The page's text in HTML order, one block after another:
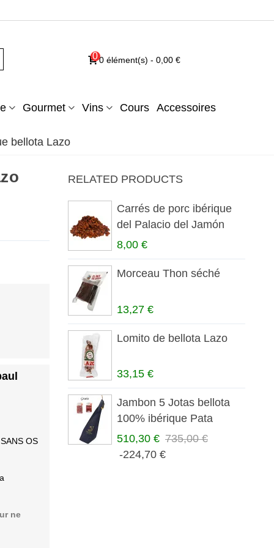
00 élément(s) - 0,00 €
Gourmet Vins Cours Accessoires
bellota Lazo
OS
ne
RELATED PRODUCTS
Carrés de porc ibérique
del Palacio del Jamón
8,00 €
Morceau Thon séché
13,27 €
Lomito de bellota Lazo
33,15 €
Jambon 5 Jotas bellota
100% ibérique Pata
Negra
510,30 € 735,00 €
-224,70 €